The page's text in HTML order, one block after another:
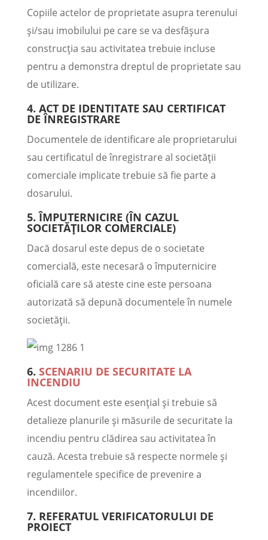
Copiile actelor de proprietate asupra terenului
și/sau imobilului pe care se va desfășura
construcția sau activitatea trebuie incluse
pentru a demonstra dreptul de proprietate sau
de utilizare.
4. ACT DE IDENTITATE SAU CERTIFICAT
DE ÎNREGISTRARE
Documentele de identificare ale proprietarului
sau certificatul de înregistrare al societății
comerciale implicate trebuie să fie parte a
dosarului.
5. ÎMPUTERNICIRE (ÎN CAZUL
SOCIETĂȚILOR COMERCIALE)
Dacă dosarul este depus de o societate
comercială, este necesară o împuternicire
oficială care să ateste cine este persoana
autorizată să depună documentele în numele
societății.
6. SCENARIU DE SECURITATE LA
INCENDIU
Acest document este esențial și trebuie să
detalieze planurile și măsurile de securitate la
incendiu pentru clădirea sau activitatea în
cauză. Acesta trebuie să respecte normele și
regulamentele specifice de prevenire a
incendiilor.
7. REFERATUL VERIFICATORULUI DE
PROIECT